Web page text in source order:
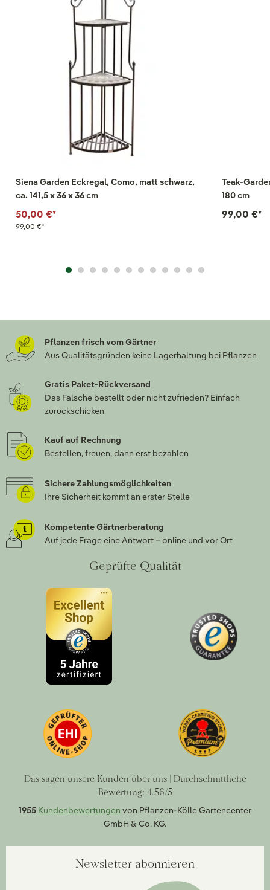
Siena Garden Eckregal, Como, matt schwarz,
ca. 141,5 x 36 x 36 cm
50,00 €*
99,00 €*
Teak-
180 cm
99,00 €*
Pflanzen frisch vom Gärtner
Aus Qualitätsgründen keine Lagerhaltung bei Pflanzen
Gratis Paket-Rückversand
Das Falsche bestellt oder nicht zufrieden? Einfach
zurückschicken
Kauf auf Rechnung
Bestellen, freuen, dann erst bezahlen
Sichere Zahlungsmöglichkeiten
Ihre Sicherheit kommt an erster Stelle
Kompetente Gärtnerberatung
Auf jede Frage eine Antwort – online und vor Ort
Geprüfte Qualität
Das sagen unsere Kunden über uns | Durchschnittliche
Bewertung: 4.56/5
1955 Kundenbewertungen von Pflanzen-Kölle Gartencenter
GmbH & Co. KG.
Newsletter abonnieren